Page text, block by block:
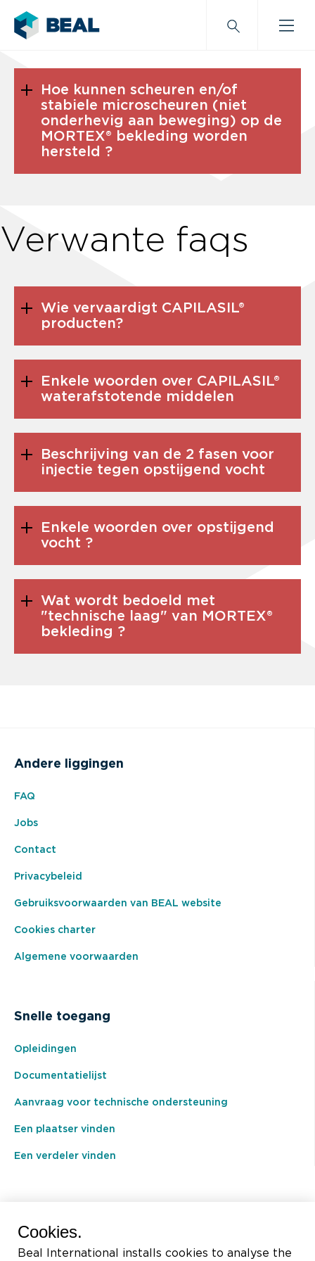
Hoe kunnen scheuren en/of
stabiele microscheuren (niet
onderhevig aan beweging) op de
MORTEX® bekleding worden
hersteld ?
Verwante faqs
Wie vervaardigt CAPILASIL®
producten?
Enkele woorden over CAPILASIL®
waterafstotende middelen
Beschrijving van de 2 fasen voor
injectie tegen opstijgend vocht
Enkele woorden over opstijgend
vocht ?
Wat wordt bedoeld met
"technische laag" van MORTEX®
bekleding ?
Andere liggingen
FAQ
Jobs
Contact
Privacybeleid
Gebruiksvoorwaarden van BEAL website
Cookies charter
Algemene voorwaarden
Snelle toegang
Opleidingen
Documentatielijst
Aanvraag voor technische ondersteuning
Een plaatser vinden
Een verdeler vinden
Rue du Tronquoy, 8
Cookies.
Beal International installs cookies to analyse the